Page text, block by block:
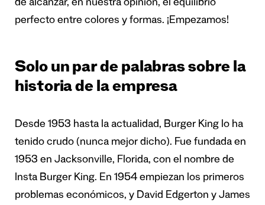
de alcanzar, en nuestra opinión, el equilibrio
perfecto entre colores y formas. ¡Empezamos!
Solo un par de palabras sobre la
historia de la empresa
Desde 1953 hasta la actualidad, Burger King lo ha
tenido crudo (nunca mejor dicho). Fue fundada en
1953 en Jacksonville, Florida, con el nombre de
Insta Burger King. En 1954 empiezan los primeros
problemas económicos, y David Edgerton y James